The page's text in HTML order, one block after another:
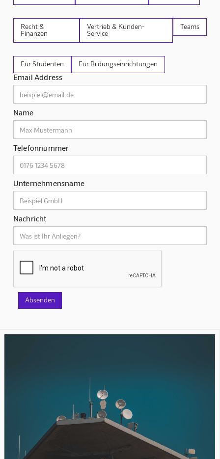
Recht &
Finanzen
Vertrieb & Kunden-
Service
Teams
Für Studenten Für Bildungseinrichtungen
Email Address
Name
Telefonnummer
Unternehmensname
Nachricht